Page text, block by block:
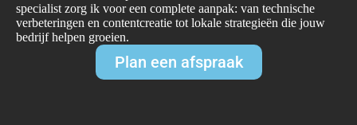
specialist zorg ik voor een complete aanpak: van technische
verbeteringen en contentcreatie tot lokale strategieën die jouw
bedrijf helpen groeien.
Plan een afspraak